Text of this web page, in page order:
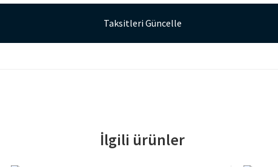
Taksitleri Güncelle
İlgili ürünler